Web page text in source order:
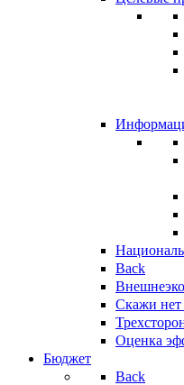
Back
Скажи нет
Оценка
Бюджет
Back